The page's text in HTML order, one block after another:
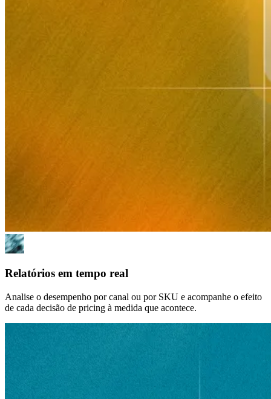
Relatórios em tempo real
Analise o desempenho por canal ou por SKU e acompanhe o efeito
de cada decisão de pricing à medida que acontece.